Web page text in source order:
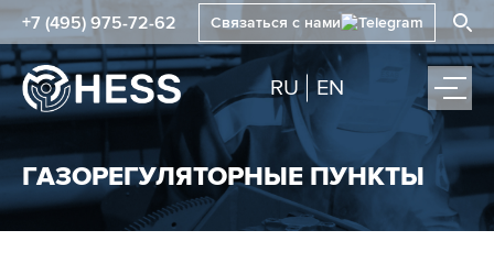
+7 (495) 975-72-62 Связаться с нами
RU EN
ГАЗОРЕГУЛЯТОРНЫЕ ПУНКТЫ